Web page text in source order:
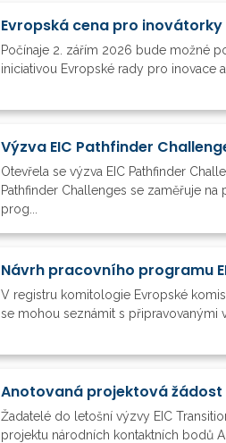
Evropská cena pro inovátorky
Počínaje 2. zářím 2026 bude možné
iniciativou Evropské rady pro inovace
Výzva EIC Pathfinder
Otevřela se výzva EIC Pathfinder
Pathfinder Challenges se zaměřuje
prog...
Návrh pracovního programu
V registru komitologie Evropské
se mohou seznámit s připravovanými
Anotovaná projektová žádost
Žadatelé do letošní výzvy EIC
projektu národních kontaktních bodů